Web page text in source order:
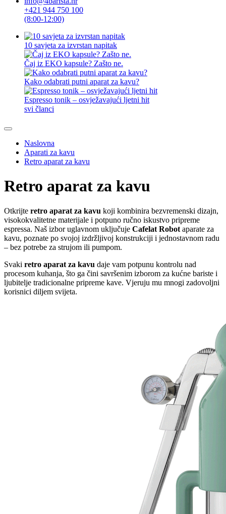
+421 944 750 100
(8:00-12:00)
10 savjeta za izvrstan napitak
Čaj iz EKO kapsule? Zašto ne.
Kako odabrati putni aparat za kavu?
Espresso tonik – osvježavajući ljetni hit
svi članci
Naslovna
Aparati za kavu
Retro aparat za kavu
Retro aparat za kavu
Otkrijte retro aparat za kavu koji kombinira bezvremenski dizajn,
visokokvalitetne materijale i potpuno ručno iskustvo pripreme
espressa. Naš izbor uglavnom uključuje Cafelat Robot aparate za
kavu, poznate po svojoj izdržljivoj konstrukciji i jednostavnom radu
– bez potrebe za strujom ili pumpom.
Svaki retro aparat za kavu daje vam potpunu kontrolu nad
procesom kuhanja, što ga čini savršenim izborom za kućne bariste i
ljubitelje tradicionalne pripreme kave. Vjeruju mu mnogi zadovoljni
korisnici diljem svijeta.